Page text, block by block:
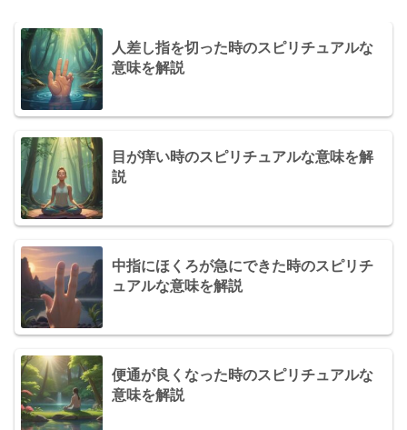
人差し指を切った時のスピリチュアルな
意味を解説
目が痒い時のスピリチュアルな意味を解
説
中指にほくろが急にできた時のスピリチ
ュアルな意味を解説
便通が良くなった時のスピリチュアルな
意味を解説